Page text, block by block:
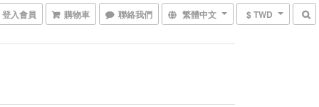
登入會員 購物車 聯絡我們 繁體中文 $ TWD